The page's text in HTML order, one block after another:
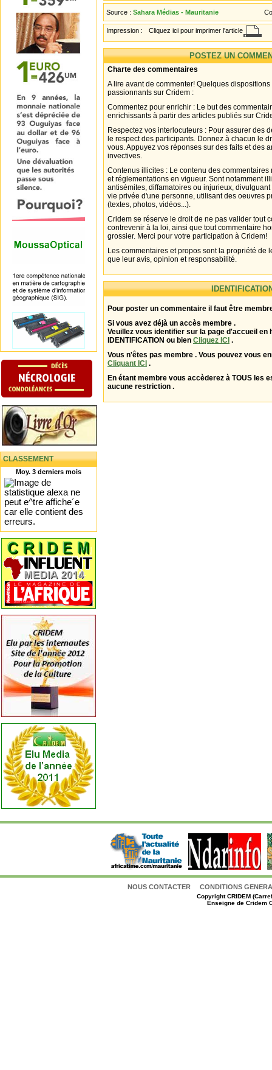
CLASSEMENT
Moy. 3 derniers mois
Source : Sahara Médias - Mauritanie
Impression : Cliquez ici pour imprimer l'article
POSTEZ UN
Charte des commentaires
A lire avant de commenter! Quelques
passionnants sur Cridem :
Commentez pour enrichir : Le but des
enrichissants à partir des articles publiés sur
Respectez vos interlocuteurs : Pour assurer des
le respect des participants. Donnez à chacun le
vous. Appuyez vos réponses sur des faits et des
invectives.
Contenus illicites : Le contenu des
et réglementations en vigueur. Sont notamment
antisémites, diffamatoires ou injurieux,
vie privée d'une personne, utilisant des oeuvres
(textes, photos, vidéos...).
Cridem se réserve le droit de ne pas valider tout
contrevenir à la loi, ainsi que tout commentaire
grossier. Merci pour votre participation à Cridem!
Les commentaires et propos sont la propriété de
que leur avis, opinion et responsabilité.
Pour poster un commentaire il faut être
Si vous avez déjà un accès membre .
Veuillez vous identifier sur la page d'accueil en
IDENTIFICATION ou bien Cliquez ICI .
Vous n'êtes pas membre . Vous pouvez vous
Cliquant ICI .
En étant membre vous accèderez à TOUS les
aucune restriction .
NOUS CONTACTER CONDITIONS
CopyrightCRIDEM
Enseigne de Cridem